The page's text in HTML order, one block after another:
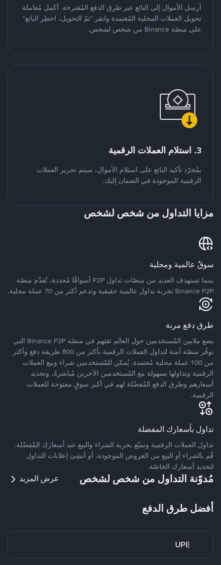
أرسل الأموال إلى البائع عبر طرق الدفع المُقترحة. أكمل مُعاملة
تحويل العملات المحلية المُعتمدة وانقر "تمّ التحويل، اخطِر البائع"
على منصّة Binance من شخص لشخص.
3. استلام العملات الرقمية
بمُجرّد تأكيد البائع على استلام الأموال، سيتم تحرير العملات
الرقمية الموجودة في الضمان إليك.
مزايا التداول من شخص لشخص
سوقٌ عالمية ومحلية
بينما تستهدف العديد من منصّات تداول P2P أسواقًا مُحددة، تُقدّم منصّة
Binance P2P تجربة تداول عالمية حقيقية وتدعم أكثر من 70 عملة محلية.
طرق دفع مرنة
يضع ملايين المُستخدمين حول العالم ثقتهم في منصّة Binance P2P التي
توفّر منصّة آمنة لتداول العملات الرقمية بأكثر من 800 طريقة دفع وأكثر
من 100 عملة محلية مُعتمدة. يُمكن للمُستخدمين شراء وبيع العملات
الرقمية وتداولها بسهولة مع المُستخدمين الآخرين مُباشرةً، وتحديد
أسعارهم وطرق الدفع المُفضّلة لهم في أكبر سوقٍ مفتوحة للعملات
الرقمية.
تداول بأسعارك المفضلة
تداول العملات الرقمية وتمتّع بحرية الشراء والبيع عند أسعارك المُفضّلة.
قُم بالشراء أو البيع من العروض الموجودة، أو أنشِئ إعلانات التداول
لتحديد أسعارك الخاصّة.
مُدوّنة التداول من شخص لشخص عرض المزيد
أفضل طرق الدفع
UPI